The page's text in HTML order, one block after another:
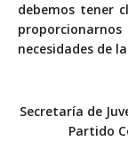
debemos tener
necesidades de
Secretaría de
Partido